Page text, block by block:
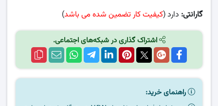
گارانتی: دارد (کیفیت کار تضمین شده می باشد)
اشتراک گذاری در شبکه‌های اجتماعی.
راهنمای خرید: